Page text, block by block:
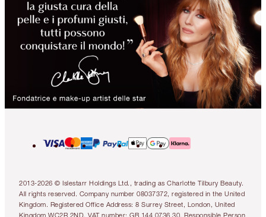
2013-2026 © Islestarr Holdings Ltd., trading as Charlotte Tilbury Beauty.
All rights reserved. Company number 08037372, registered in the United
Kingdom. Registered Office Address: 8 Surrey Street, London, United
Kingdom WC2R 2ND. VAT number: GB 144 0736 30. Responsible Person